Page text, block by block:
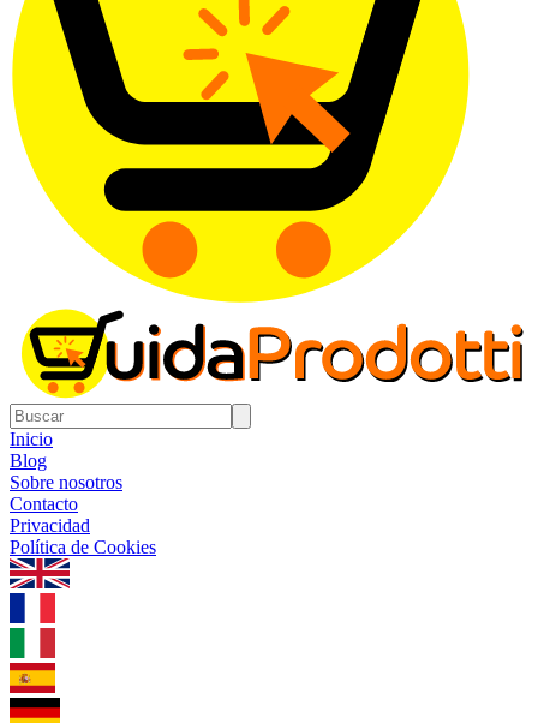
Inicio
Blog
Sobre nosotros
Contacto
Privacidad
Política de Cookies